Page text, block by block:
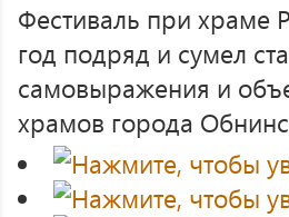
Фестиваль при храме
год подряд и сумел
самовыражения и
храмов города